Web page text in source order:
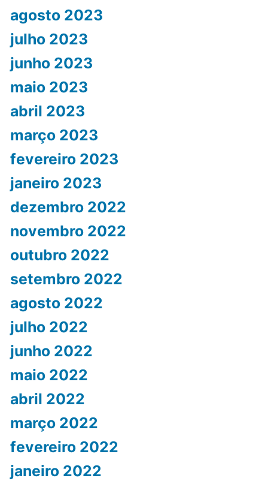
agosto 2023
julho 2023
junho 2023
maio 2023
abril 2023
março 2023
fevereiro 2023
janeiro 2023
dezembro 2022
novembro 2022
outubro 2022
setembro 2022
agosto 2022
julho 2022
junho 2022
maio 2022
abril 2022
março 2022
fevereiro 2022
janeiro 2022